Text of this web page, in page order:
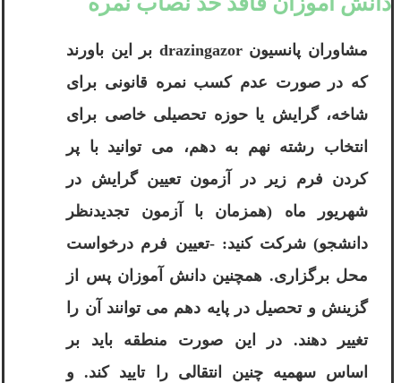
مشاوران پانسیون drazingazor بر این باورند
که در صورت عدم کسب نمره قانونی برای
شاخه، گرایش یا حوزه تحصیلی خاصی برای
انتخاب رشته نهم به دهم، می توانید با پر
کردن فرم زیر در آزمون تعیین گرایش در
شهریور ماه (همزمان با آزمون تجدیدنظر
دانشجو) شرکت کنید: -تعیین فرم درخواست
محل برگزاری. همچنین دانش آموزان پس از
گزینش و تحصیل در پایه دهم می توانند آن را
تغییر دهند. در این صورت منطقه باید بر
اساس سهمیه چنین انتقالی را تایید کند. و